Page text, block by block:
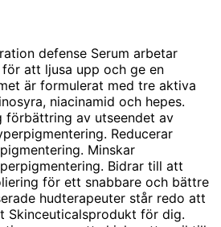
defense Serum arbetar
att ljusa upp och ge en
är formulerat med tre aktiva
niacinamid och hepes.
förbättring av utseendet av
Reducerar
Minskar
Bidrar till att
för ett snabbare och bättre
hudterapeuter står redo att
Skinceuticalsprodukt för dig.